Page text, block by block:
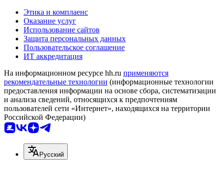
Этика и комплаенс
Оказание услуг
Использование сайтов
Защита персональных данных
Пользовательское соглашение
ИТ аккредитация
На информационном ресурсе hh.ru применяются
рекомендательные технологии (информационные технологии
предоставления информации на основе сбора, систематизации
и анализа сведений, относящихся к предпочтениям
пользователей сети «Интернет», находящихся на территории
Российской Федерации)
Русский